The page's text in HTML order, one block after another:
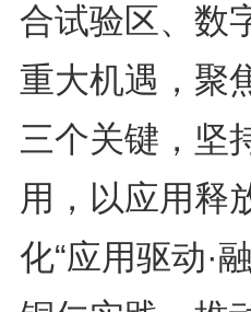
合试验区、数
重大机遇，聚
三个关键，坚
用，以应用释
化“应用驱动·